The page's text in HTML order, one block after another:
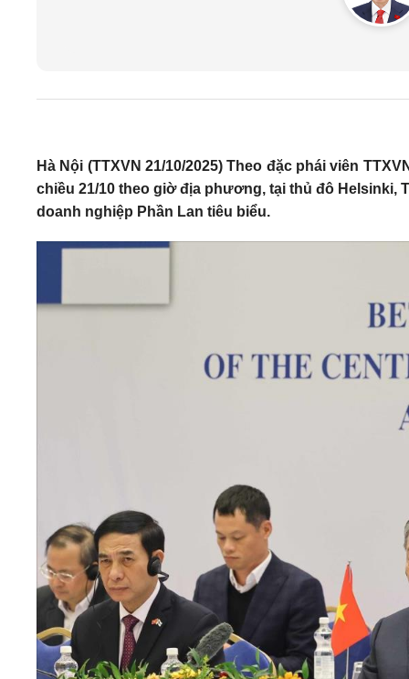
Hà Nội (TTXVN 21/10/2025) Theo đặc phái viên
chiều 21/10 theo giờ địa phương, tại thủ đô Helsinki,
doanh nghiệp Phần Lan tiêu biểu.